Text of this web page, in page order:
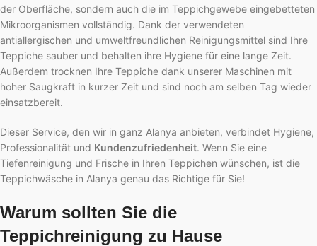
der Oberfläche, sondern auch die im Teppichgewebe eingebetteten
Mikroorganismen vollständig. Dank der verwendeten
antiallergischen und umweltfreundlichen Reinigungsmittel sind Ihre
Teppiche sauber und behalten ihre Hygiene für eine lange Zeit.
Außerdem trocknen Ihre Teppiche dank unserer Maschinen mit
hoher Saugkraft in kurzer Zeit und sind noch am selben Tag wieder
einsatzbereit.
Dieser Service, den wir in ganz Alanya anbieten, verbindet Hygiene,
Professionalität und Kundenzufriedenheit. Wenn Sie eine
Tiefenreinigung und Frische in Ihren Teppichen wünschen, ist die
Teppichwäsche in Alanya genau das Richtige für Sie!
Warum sollten Sie die
Teppichreinigung zu Hause